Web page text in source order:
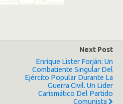
Next Post
Enrique Lister Forján: Un
Combatiente Singular Del
Ejército Popular Durante La
Guerra Civil. Un Lider
Carismático Del Partido
Comunista